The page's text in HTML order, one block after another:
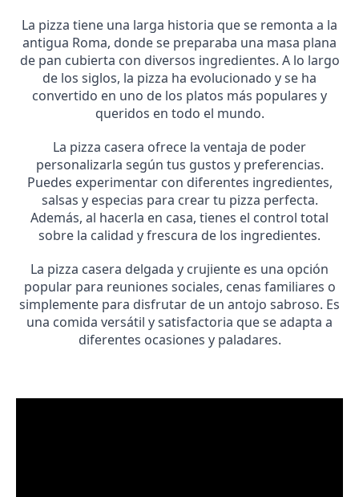
La pizza tiene una larga historia que se remonta a la
antigua Roma, donde se preparaba una masa plana
de pan cubierta con diversos ingredientes. A lo largo
de los siglos, la pizza ha evolucionado y se ha
convertido en uno de los platos más populares y
queridos en todo el mundo.
La pizza casera ofrece la ventaja de poder
personalizarla según tus gustos y preferencias.
Puedes experimentar con diferentes ingredientes,
salsas y especias para crear tu pizza perfecta.
Además, al hacerla en casa, tienes el control total
sobre la calidad y frescura de los ingredientes.
La pizza casera delgada y crujiente es una opción
popular para reuniones sociales, cenas familiares o
simplemente para disfrutar de un antojo sabroso. Es
una comida versátil y satisfactoria que se adapta a
diferentes ocasiones y paladares.